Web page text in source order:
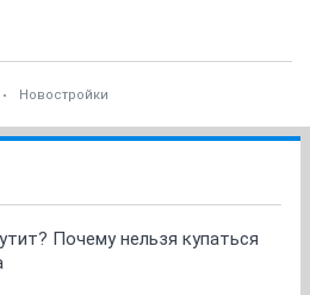
Новостройки
Почему нельзя купаться